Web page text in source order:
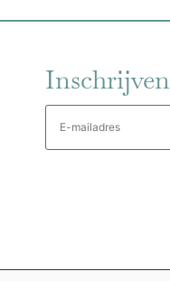
E-
mailadres